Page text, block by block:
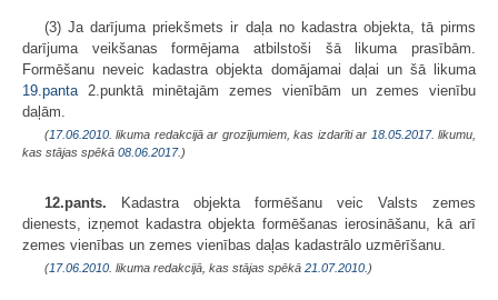
(3) Ja darījuma priekšmets ir daļa no kadastra objekta, tā pirms
darījuma veikšanas formējama atbilstoši šā likuma prasībām.
Formēšanu neveic kadastra objekta domājamai daļai un šā likuma
19.panta 2.punktā minētajām zemes vienībām un zemes vienību
daļām.
(17.06.2010 . likuma redakcijā ar grozījumiem, kas izdarīti ar 18.05.2017. likumu,
kas stājas spēkā 08.06.2017. )
12.pants. Kadastra objekta formēšanu veic Valsts zemes
dienests, izņemot kadastra objekta formēšanas ierosināšanu, kā arī
zemes vienības un zemes vienības daļas kadastrālo uzmērīšanu.
(17.06.2010 . likuma redakcijā, kas stājas spēkā 21.07.2010. )